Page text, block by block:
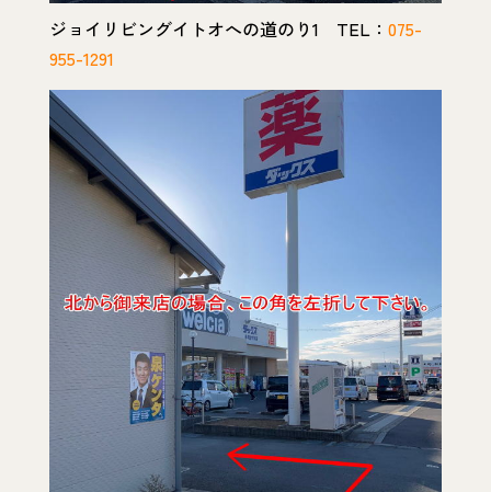
ジョイリビングイトオへの道のり1 TEL： 075-
955-1291